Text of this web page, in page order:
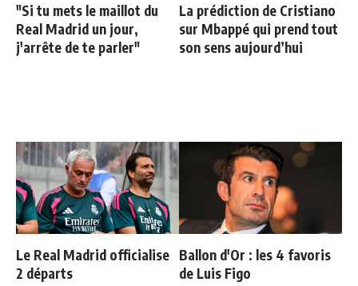
"Si tu mets le maillot du
Real Madrid un jour,
j'arrête de te parler"
La prédiction de Cristiano
sur Mbappé qui prend tout
son sens aujourd’hui
Le Real Madrid officialise
2 départs
Ballon d'Or : les 4 favoris
de Luis Figo